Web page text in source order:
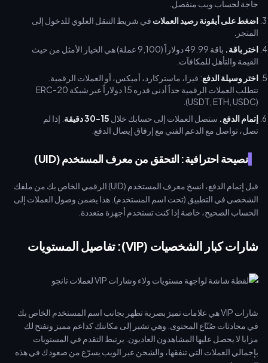
حاجة لحساب ويب منفصل.
اضغط على أيقونة رصيد العملات في شريط التنقل العلوي للدخول إلى
المتجر.
اختر باقة.
باقة 49.99 دولاراً (9,100 عملة) هي الخيار الأمثل من حيث
القيمة والتأهل للمكافآت.
اختر وسيلة الدفع: فيزا، ماستركارد، أميكس، أو العملات الرقمية.
تتطلب العملات الرقمية حداً أدنى قدره 15 دولاراً عبر شبكة ERC-20
(USDT, ETH, USDC).
إتمام الدفع. ستصل العملات إلى حسابك خلال 15-30 دقيقة
. إذا لم
تصل، تواصل مع الدعم الفني مع إرفاق إيصال الدفع.
نصيحة احترافية: التحقق من معرف المستخدم (UID)
قبل إتمام الدفع، انسخ معرف المستخدم (UID) الرقمي الخاص بك من ملفك
الشخصي في التطبيق (تحت اسم المستخدم). هذا يضمن وصول العملات إلى
الحساب الصحيح، خاصة إذا كنت تستخدم أجهزة متعددة.
شارات كبار الشخصيات (VIP): تفاصيل المستويات
شارات VIP هي علامات تميز بصرية تظهر بجانب اسم المستخدم الخاص بك
في محادثات صُنّاع المحتوى. وهي تشير إلى مكانتك كداعم مميز وتفتح لك
مزايا لا يحصل عليها المشاهدون العاديون. يرتبط التقدم في المستويات
بإجمالي العملات التي تنفقها، والشحن عبر الويب يسرّع من صعودك في هذه